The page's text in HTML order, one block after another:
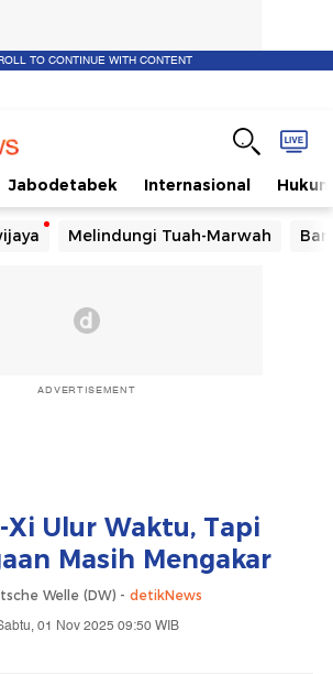
TO CONTINUE WITH CONTENT
Jabodetabek Internasional Hukum
Melindungi Tuah-Marwah
ADVERTISEMENT
Xi Ulur Waktu, Tapi
Masih Mengakar
Welle (DW) - detikNews
01 Nov 2025 09:50 WIB